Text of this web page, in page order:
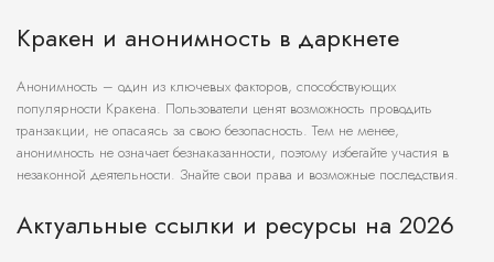
Кракен и анонимность в даркнете
Анонимность – один из ключевых факторов, способствующих
популярности Кракена. Пользователи ценят возможность проводить
транзакции, не опасаясь за свою безопасность. Тем не менее,
анонимность не означает безнаказанности, поэтому избегайте участия в
незаконной деятельности. Знайте свои права и возможные последствия.
Актуальные ссылки и ресурсы на 2026